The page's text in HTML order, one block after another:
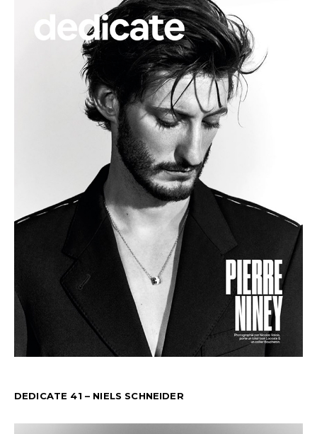
DEDICATE 41 – NIELS SCHNEIDER